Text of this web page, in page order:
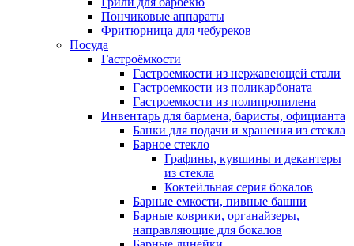
Пончиковые аппараты
Фритюрница для чебуреков
Посуда
Гастроёмкости
Гастроемкости из нержавеющей стали
Гастроемкости из поликарбоната
Гастроемкости из полипропилена
Инвентарь для бармена, баристы, официанта
Банки для подачи и хранения из стекла
Барное стекло
Графины, кувшины и декантеры
из стекла
Коктейльная серия бокалов
Барные емкости, пивные башни
Барные коврики, органайзеры,
направляющие для бокалов